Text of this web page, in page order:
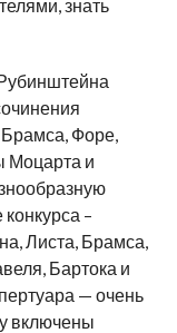
знать
Форе,
Моцарта и
–
Листа, Брамса,
Бартока и
— очень
включены